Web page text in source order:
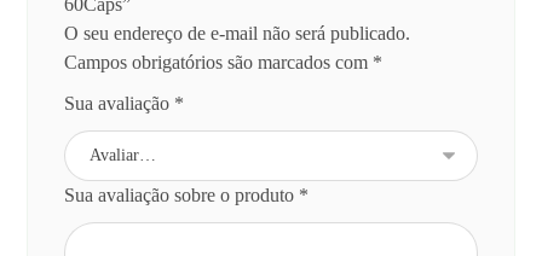
60Caps”
O seu endereço de e-mail não será publicado.
Campos obrigatórios são marcados com *
Sua avaliação *
Sua avaliação sobre o produto *